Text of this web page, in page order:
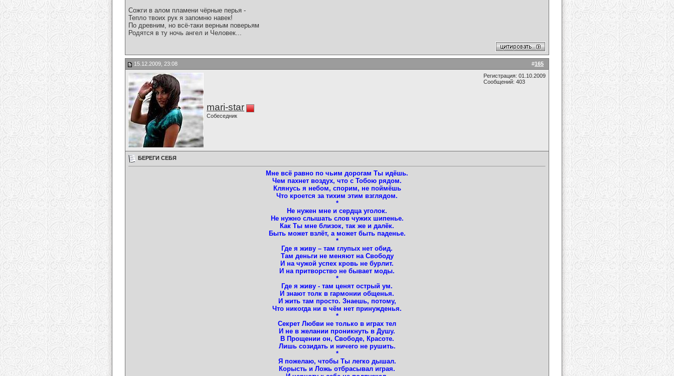
Сожги в алом пламени чёрные перья -
Тепло твоих рук я запомню навек!
По древним, но всё-таки верным поверьям
Родятся в ту ночь ангел и Человек...
#165
15.12.2009, 23:08
mari-star
Собеседник
Регистрация: 01.10.2009
Сообщений: 403
БЕРЕГИ СЕБЯ
Мне всё равно по чьим дорогам Ты идёшь.
Чем пахнет воздух, что с Тобою рядом.
Клянусь я небом, спорим, не поймёшь
Что кроется за тихим этим взглядом.
*
Не нужен мне и сердца уголок.
Не нужно слышать слов чужих шипенье.
Как Ты мне близок, так же и далёк.
Быть может взлёт, а может быть паденье.
*
Где я живу – там глупых нет обид.
Там деньги не меняют на Свободу
И на чужой успех кровь не бурлит.
И на притворство не бывает моды.
*
Где я живу - там ценят острый ум.
И знают толк в гармонии общенья.
И жить там просто. Знаешь, потому,
Что никогда ни в чём нет принужденья.
*
Секрет Любви не только в играх тел
И не в желании проникнуть в Душу.
В Прощении он, Свободе, Красоте.
Лишь созидать и ничего не рушить.
*
Я пожелаю, чтобы Ты легко дышал.
Корысть и Ложь отбрасывал играя.